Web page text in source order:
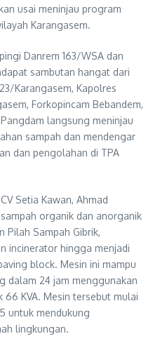
usai meninjau program
Karangasem.
Danrem 163/WSA dan
sambutan hangat dari
Karangasem, Kapolres
Forkopincam Bebandem,
langsung meninjau
sampah dan mendengar
dan pengolahan di TPA
Setia Kawan, Ahmad
organik dan anorganik
Pilah Sampah Gibrik,
incinerator hingga menjadi
block. Mesin ini mampu
dalam 24 jam menggunakan
KVA. Mesin tersebut mulai
untuk mendukung
lingkungan.